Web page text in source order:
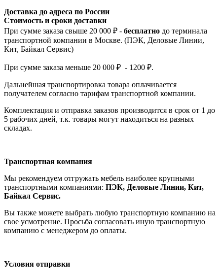
Доставка до адреса по России
Стоимость и сроки доставки
При сумме заказа свыше 20 000 ₽ - бесплатно до терминала
транспортной компании в Москве. (ПЭК, Деловые Линии,
Кит, Байкал Сервис)
При сумме заказа меньше 20 000 ₽ - 1200 ₽.
Дальнейшая транспортировка товара оплачивается
получателем согласно тарифам транспортной компании.
Комплектация и отправка заказов производится в срок от 1 до
5 рабочих дней, т.к. товары могут находиться на разных
складах.
Транспортная компания
Мы рекомендуем отгружать мебель наиболее крупными
транспортными компаниями: ПЭК, Деловые Линии, Кит,
Байкал Сервис.
Вы также можете выбрать любую транспортную компанию на
свое усмотрение. Просьба согласовать иную транспортную
компанию с менеджером до оплаты.
Условия отправки